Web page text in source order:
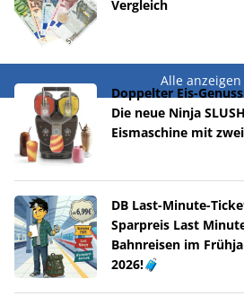
Vergleich
Alle anzeigen
Doppelter Eis-
Die neue Ninja
Eismaschine mit
DB Last-Minute-
Sparpreis Last
Bahnreisen im
2026!🧳